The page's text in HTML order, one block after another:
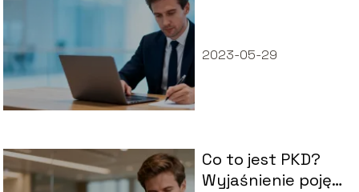
2023-05-29
Co to jest PKD?
Wyjaśnienie pojęć i